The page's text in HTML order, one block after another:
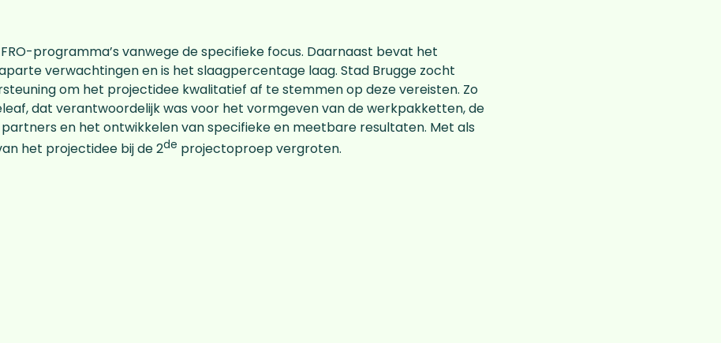
programma’s vanwege de specifieke focus. Daarnaast bevat het
verwachtingen en is het slaagpercentage laag. Stad Brugge zocht
om het projectidee kwalitatief af te stemmen op deze vereisten. Zo
dat verantwoordelijk was voor het vormgeven van de werkpakketten, de
en het ontwikkelen van specifieke en meetbare resultaten. Met als
het projectidee bij de 2de projectoproep vergroten.